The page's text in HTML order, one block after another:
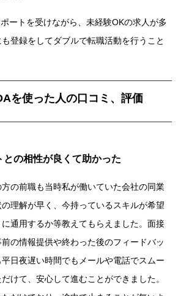
ートを受けながら、未経験OKの求人が多
登録をしてダブルで転職活動を行うこと
を使った人の口コミ、評価
との相性が良くて助かった
の前職も当時私が働いていた会社の同業
理解が早く、今持っているスキルが希望
通用するか等教えてもらえました。面接
の情報提供や終わった後のフィードバッ
日夜遅い時間でもメールや電話でスムー
けて、安心して進むことができました。